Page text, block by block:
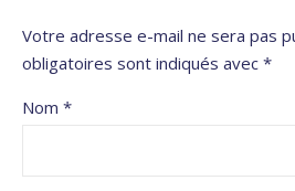
Votre adresse e-mail ne sera pas
obligatoires sont indiqués avec *
Nom *